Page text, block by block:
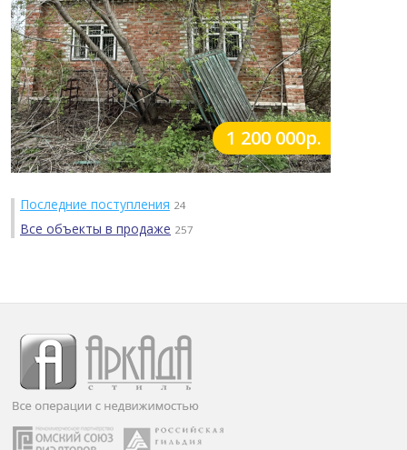
1 200 000р.
Последние поступления 24
Все объекты в продаже 257